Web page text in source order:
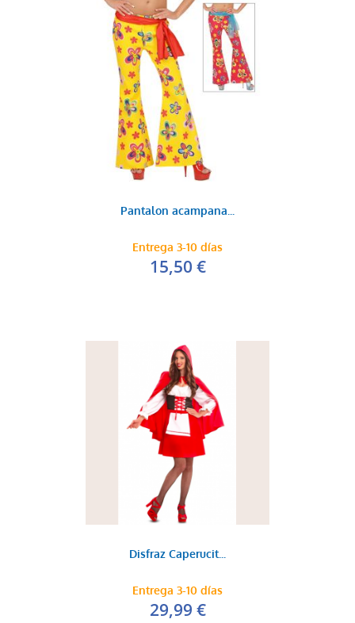
Pantalon acampana...
Entrega 3-10 días
15,50 €
Disfraz Caperucit...
Entrega 3-10 días
29,99 €